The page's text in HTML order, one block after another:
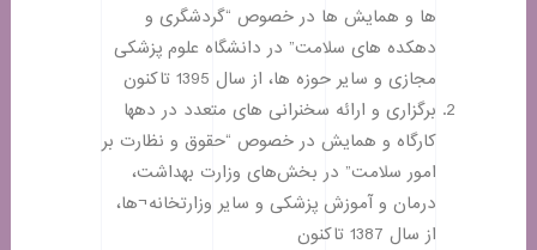
ها و همايش ها در خصوص “گردشگری و
دهکده های سلامت” در دانشگاه علوم پزشکی
مجازی و سایر حوزه ها، از سال 1395 تاکنون
برگزاری و ارائه سخنرانی های متعدد در دهها
کارگاه و همايش در خصوص “حقوق و نظارت بر
امور سلامت” در بخش‌های وزارت بهداشت،
درمان و آموزش پزشکی و سایر وزارتخانه¬ها،
از سال 1387 تاکنون